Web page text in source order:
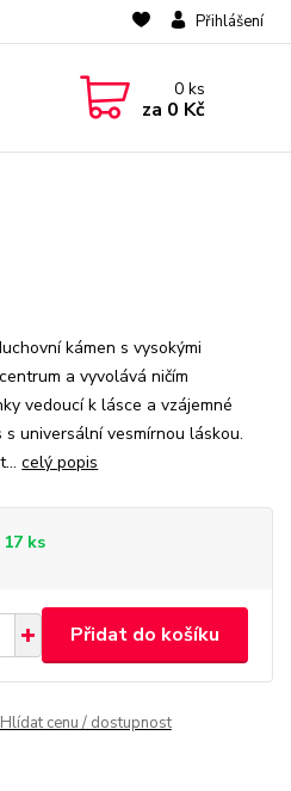
Přihlášení
0 ks
za 0 Kč
kámen s vysokými
a vyvolává ničím
vedoucí k lásce a vzájemné
universální vesmírnou láskou.
celý popis
ks
Přidat do košíku
Hlídat cenu / dostupnost